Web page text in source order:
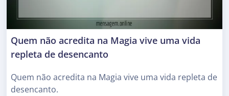
Quem não acredita na Magia vive uma vida
repleta de desencanto
Quem não acredita na Magia vive uma vida repleta de
desencanto.